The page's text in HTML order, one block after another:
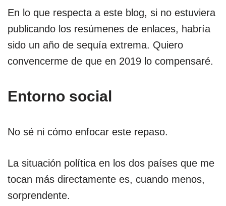
En lo que respecta a este blog, si no estuviera
publicando los resúmenes de enlaces, habría
sido un año de sequía extrema. Quiero
convencerme de que en 2019 lo compensaré.
Entorno social
No sé ni cómo enfocar este repaso.
La situación política en los dos países que me
tocan más directamente es, cuando menos,
sorprendente.